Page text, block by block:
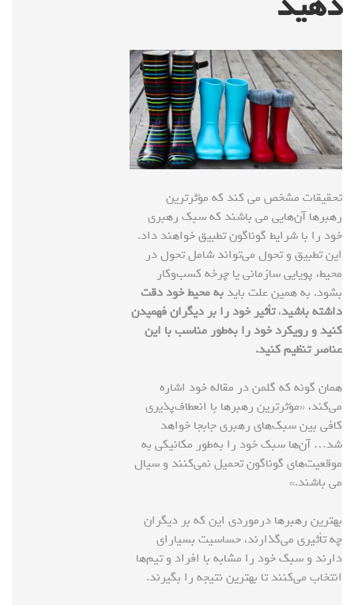
تحقیقات مشخص می کند که مؤثرترین
رهبرها آن‌هایی می باشند که سبک رهبری
خود را با شرایط گوناگون تطبیق خواهند داد.
این تطبیق و تحول می‌تواند شامل تحول در
محیط، پویایی سازمانی یا چرخه کسب‌وکار
بشود. به همین علت باید به محیط خود دقت
داشته باشید،تأثیر خود را بر دیگران فهمیدن
کنید و رویکرد خود را به‌طور مناسب با این
عناصر تنظیم کنید.
همان گونه که گلمن در مقاله خود اشاره
می‌کند، «مؤثرترین رهبرها با انعطاف‌پذیری
کافی بین سبک‌های رهبری جابجا خواهد
شد… آن‌ها سبک خود را به‌طور مکانیکی به
موقعیت‌های گوناگون تحمیل نمی‌کنند و سیال
می باشند.»
بهترین رهبرها درمورد‌ی این که بر دیگران
چه تأثیری می‌گذارند، حساسیت بسیار‌ای
دارند و سبک خود را مشابه با افراد و تیم‌ها
انتخاب می‌کنند تا بهترین نتیجه را بگیرند.